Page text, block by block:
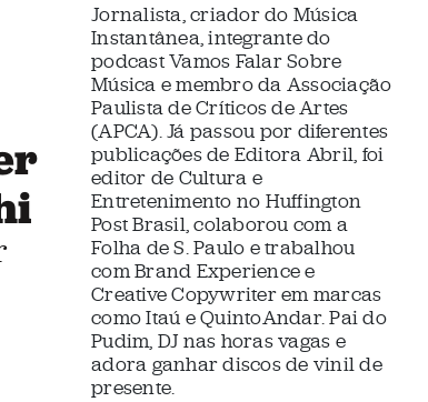
Jornalista, criador do Música
Instantânea, integrante do
podcast Vamos Falar Sobre
Música e membro da Associação
Paulista de Críticos de Artes
(APCA). Já passou por diferentes
publicações de Editora Abril, foi
editor de Cultura e
Entretenimento no Huffington
Post Brasil, colaborou com a
Folha de S. Paulo e trabalhou
com Brand Experience e
Creative Copywriter em marcas
como Itaú e QuintoAndar. Pai do
Pudim, DJ nas horas vagas e
adora ganhar discos de vinil de
presente.